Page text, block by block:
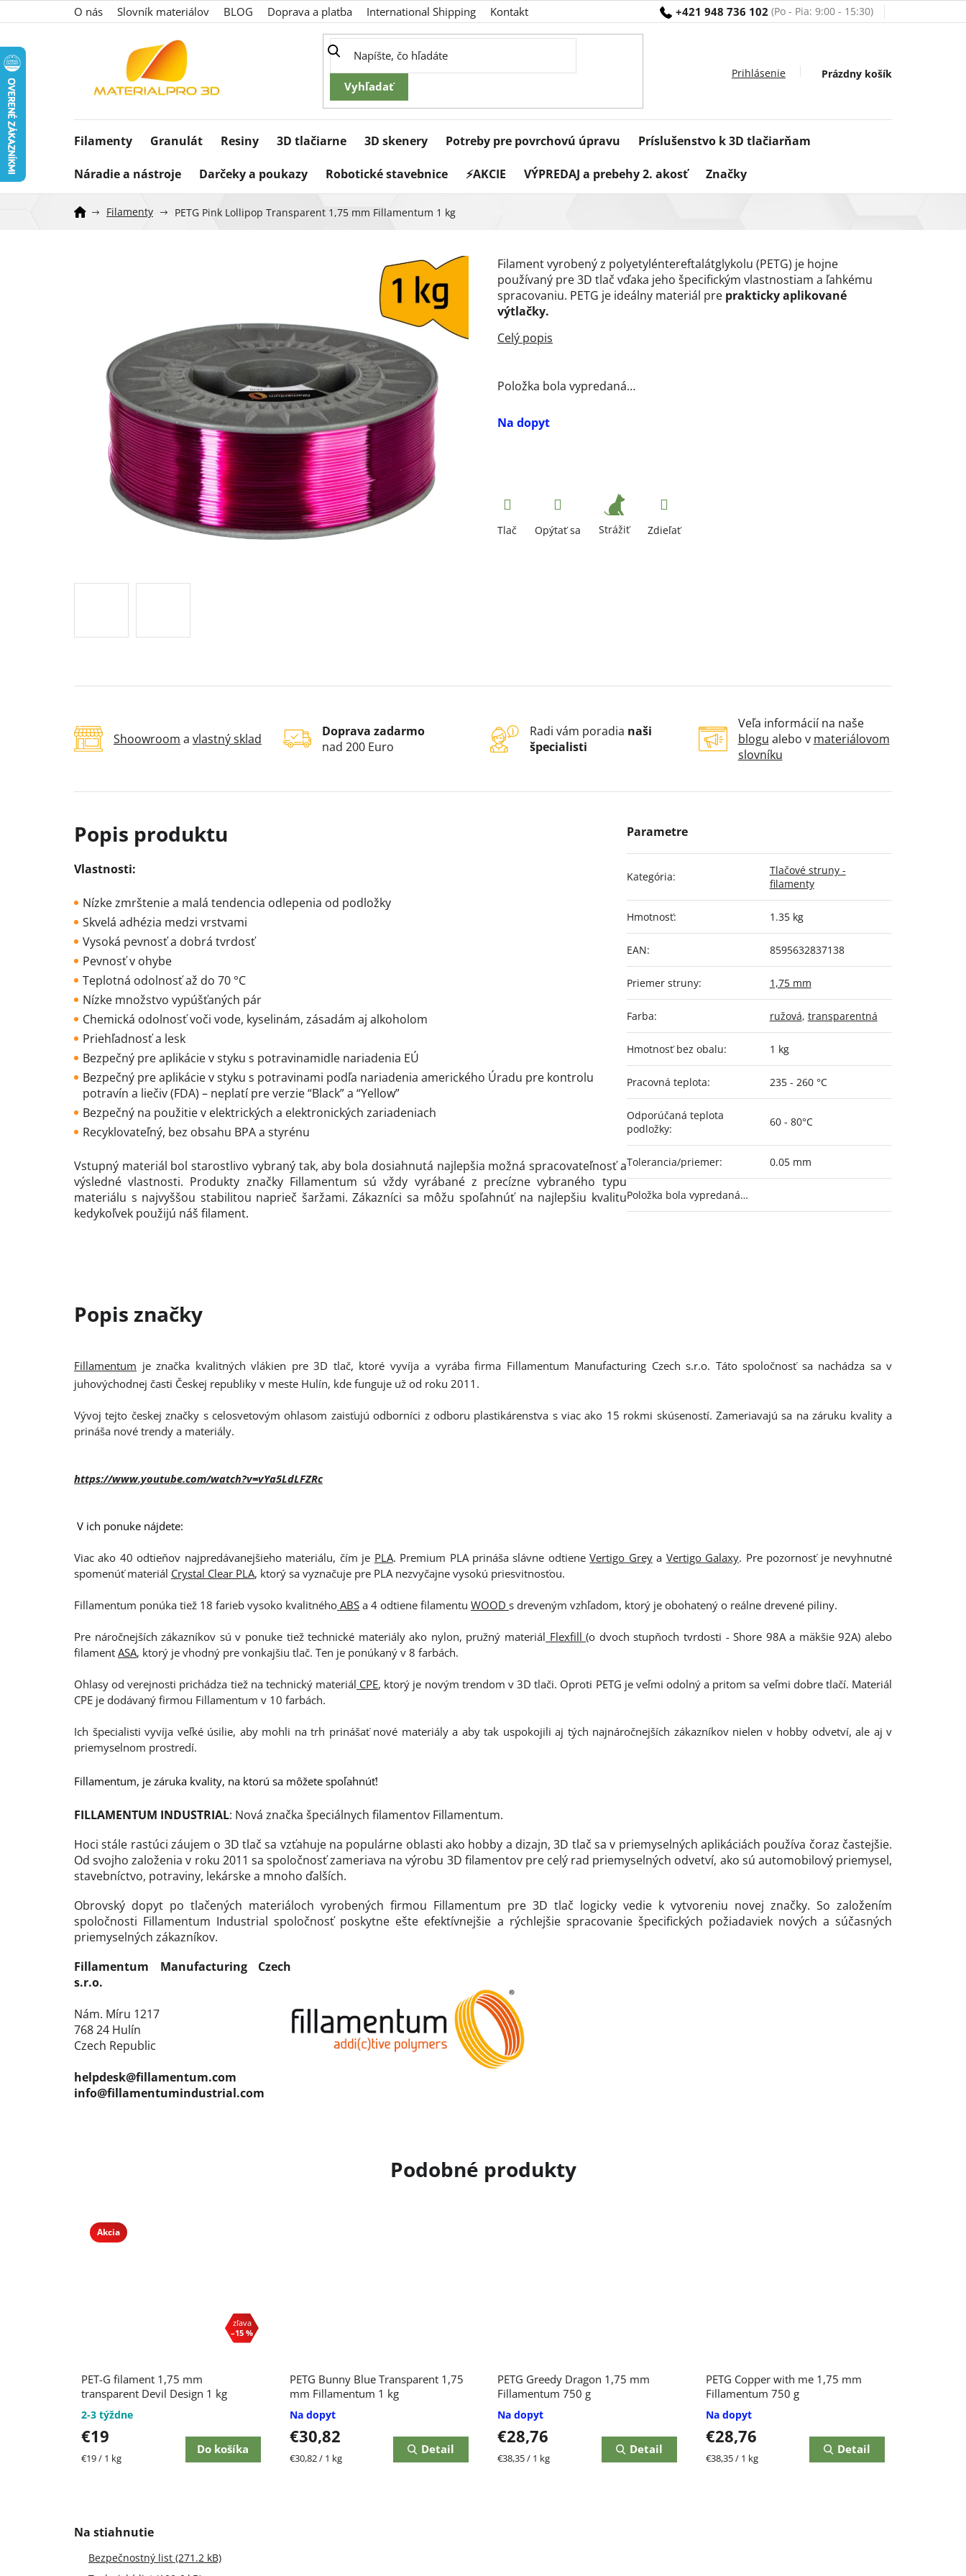
na
+421 948 736 102
O nás Slovník materiálov BLOG Doprava a platba International Shipping Kontakt
Nákupný
Prázdny košík
Filamenty Granulát Resiny 3D tlačiarne 3D skenery Potreby pre povrchovú úpravu Príslušenstvo k 3D tlačiarňam
Náradie a nástroje Darčeky a poukazy Robotické stavebnice ⚡AKCIE VÝPREDAJ a prebehy 2. akosť Značky
Filamenty PETG Pink Lollipop Transparent 1,75 mm Fillamentum 1 kg
Na dopyt
Položka bola vypredaná…
Filament vyrobený z polyetyléntereftalátglykolu (PETG) je hojne
používaný pre 3D tlač vďaka jeho špecifickým vlastnostiam a ľahkému
spracovaniu. PETG je ideálny materiál pre prakticky aplikované
výtlačky.
Tlač Opýtať sa Strážiť Zdieľať
Shoowroom a vlastný sklad
Doprava zadarmo
nad 200 Euro
Radi vám poradia naši
špecialisti
Veľa informácií na naše
blogu alebo v materiálovom
slovníku
Vlastnosti:
Nízke zmrštenie a malá tendencia odlepenia od podložky
Skvelá adhézia medzi vrstvami
Vysoká pevnosť a dobrá tvrdosť
Pevnosť v ohybe
Teplotná odolnosť až do 70 °C
Nízke množstvo vypúšťaných pár
Chemická odolnosť voči vode, kyselinám, zásadám aj alkoholom
Priehľadnosť a lesk
Bezpečný pre aplikácie v styku s potravinamidle nariadenia EÚ
Bezpečný pre aplikácie v styku s potravinami podľa nariadenia amerického Úradu pre kontrolu
potravín a liečiv (FDA) – neplatí pre verzie “Black” a “Yellow”
Bezpečný na použitie v elektrických a elektronických zariadeniach
Recyklovateľný, bez obsahu BPA a styrénu
Vstupný materiál bol starostlivo vybraný tak, aby bola dosiahnutá najlepšia možná spracovateľnosť a
výsledné vlastnosti. Produkty značky Fillamentum sú vždy vyrábané z precízne vybraného typu
materiálu s najvyššou stabilitou naprieč šaržami. Zákazníci sa môžu spoľahnúť na najlepšiu kvalitu
kedykoľvek použijú náš filament.
Kategória:
Tlačové struny -
filamenty
Hmotnosť: 1.35 kg
EAN: 8595632837138
Priemer struny: 1,75 mm
Farba: ružová, transparentná
Hmotnosť bez obalu: 1 kg
Pracovná teplota: 235 - 260 °C
Odporúčaná teplota
podložky:
60 - 80°C
Tolerancia/priemer: 0.05 mm
Položka bola vypredaná…
Akcia
–15 %
PET-G filament 1,75 mm
transparent Devil Design 1 kg
hodnotenie
produktu
5,0
z
hviezdičiek.
2-3 týždne
€19
Jednotková
€19 / 1 kg
Do košíka
PETG Bunny Blue Transparent 1,75
mm Fillamentum 1 kg
Na dopyt
€30,82
Jednotková
€30,82 / 1 kg
Detail
PETG Greedy Dragon 1,75 mm
Fillamentum 750 g
Na dopyt
€28,76
Jednotková
€38,35 / 1 kg
Detail
PETG Copper with me 1,75 mm
Fillamentum 750 g
Na dopyt
€28,76
Jednotková
€38,35 / 1 kg
Detail
Bezpečnostný list (271.2 kB)
Fillamentum je značka kvalitných vlákien pre 3D tlač, ktoré vyvíja a vyrába firma Fillamentum Manufacturing Czech s.r.o. Táto spoločnosť sa nachádza sa v
juhovýchodnej časti Českej republiky v meste Hulín, kde funguje už od roku 2011.
Vývoj tejto českej značky s celosvetovým ohlasom zaisťujú odborníci z odboru plastikárenstva s viac ako 15 rokmi skúseností. Zameriavajú sa na záruku kvality a
prináša nové trendy a materiály.
https://www.youtube.com/watch?v=vYa5LdLFZRc
V ich ponuke nájdete:
Viac ako 40 odtieňov najpredávanejšieho materiálu, čím je PLA. Premium PLA prináša slávne odtieneVertigo Greya Vertigo Galaxy. Pre pozornosť je nevyhnutné
spomenúť materiál Crystal Clear PLA, ktorý sa vyznačuje pre PLA nezvyčajne vysokú priesvitnosťou.
Fillamentum ponúka tiež 18 farieb vysoko kvalitného ABS a 4 odtiene filamentu WOOD s dreveným vzhľadom, ktorý je obohatený o reálne drevené piliny.
Pre náročnejších zákazníkov sú v ponuke tiež technické materiály ako nylon, pružný materiál Flexfill(o dvoch stupňoch tvrdosti - Shore 98A a mäkšie 92A) alebo
filament ASA, ktorý je vhodný pre vonkajšiu tlač. Ten je ponúkaný v 8 farbách.
Ohlasy od verejnosti prichádza tiež na technický materiál CPE, ktorý je novým trendom v 3D tlači. Oproti PETG je veľmi odolný a pritom sa veľmi dobre tlačí. Materiál
CPE je dodávaný firmou Fillamentum v 10 farbách.
Ich špecialisti vyvíja veľké úsilie, aby mohli na trh prinášať nové materiály a aby tak uspokojili aj tých najnáročnejších zákazníkov nielen v hobby odvetví, ale aj v
priemyselnom prostredí.
Fillamentum, je záruka kvality, na ktorú sa môžete spoľahnúť!
FILLAMENTUM INDUSTRIAL: Nová značka špeciálnych filamentov Fillamentum.
Hoci stále rastúci záujem o 3D tlač sa vzťahuje na populárne oblasti ako hobby a dizajn, 3D tlač sa v priemyselných aplikáciách používa čoraz častejšie.
Od svojho založenia v roku 2011 sa spoločnosť zameriava na výrobu 3D filamentov pre celý rad priemyselných odvetví, ako sú automobilový priemysel,
stavebníctvo, potraviny, lekárske a mnoho ďalších.
Obrovský dopyt po tlačených materiáloch vyrobených firmou Fillamentum pre 3D tlač logicky vedie k vytvoreniu novej značky. So založením
spoločnosti Fillamentum Industrial spoločnosť poskytne ešte efektívnejšie a rýchlejšie spracovanie špecifických požiadaviek nových a súčasných
priemyselných zákazníkov.
Fillamentum Manufacturing Czech
s.r.o.
Nám. Míru 1217
768 24 Hulín
Czech Republic
helpdesk@fillamentum.com
info@fillamentumindustrial.com